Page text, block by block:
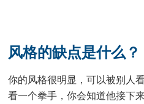
风格的缺点是什么？
你的风格很明显，可以被别人
看一个拳手，你会知道他接下